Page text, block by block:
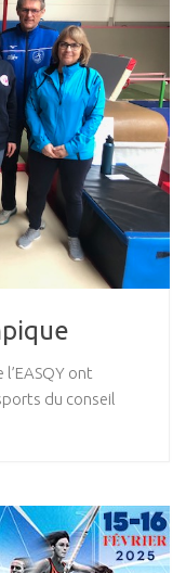
ont
du conseil